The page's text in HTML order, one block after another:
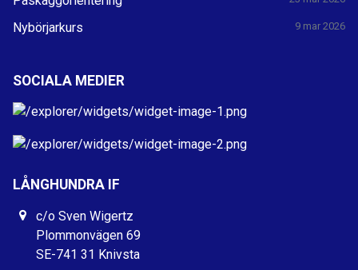
Nybörjarkurs 9 mar 2026
SOCIALA MEDIER
LÅNGHUNDRA IF
c/o Sven Wigertz
Plommonvägen 69
SE-741 31 Knivsta